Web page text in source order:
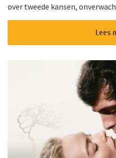
over tweede kansen,
vermogen van muziek. Van de
Lees